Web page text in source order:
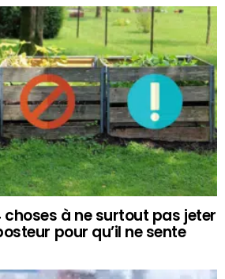
choses à ne surtout pas jeter
pour qu’il ne sente